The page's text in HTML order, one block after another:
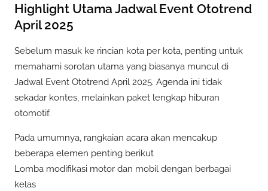
Highlight Utama Jadwal Event Ototrend
April 2025
Sebelum masuk ke rincian kota per kota, penting untuk
memahami sorotan utama yang biasanya muncul di
Jadwal Event Ototrend April 2025. Agenda ini tidak
sekadar kontes, melainkan paket lengkap hiburan
otomotif.
Pada umumnya, rangkaian acara akan mencakup
beberapa elemen penting berikut
Lomba modifikasi motor dan mobil dengan berbagai
kelas